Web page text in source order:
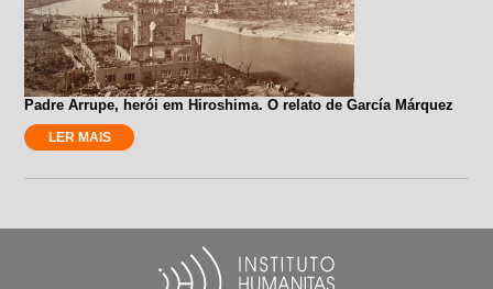
Padre Arrupe, herói em Hiroshima. O relato de García Márquez
LER MAIS